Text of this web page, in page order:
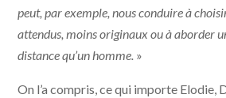
peut, par exemple, nous conduire à
attendus, moins originaux ou à aborder
distance qu’un homme. »
On l’a compris, ce qui importe Elodie,